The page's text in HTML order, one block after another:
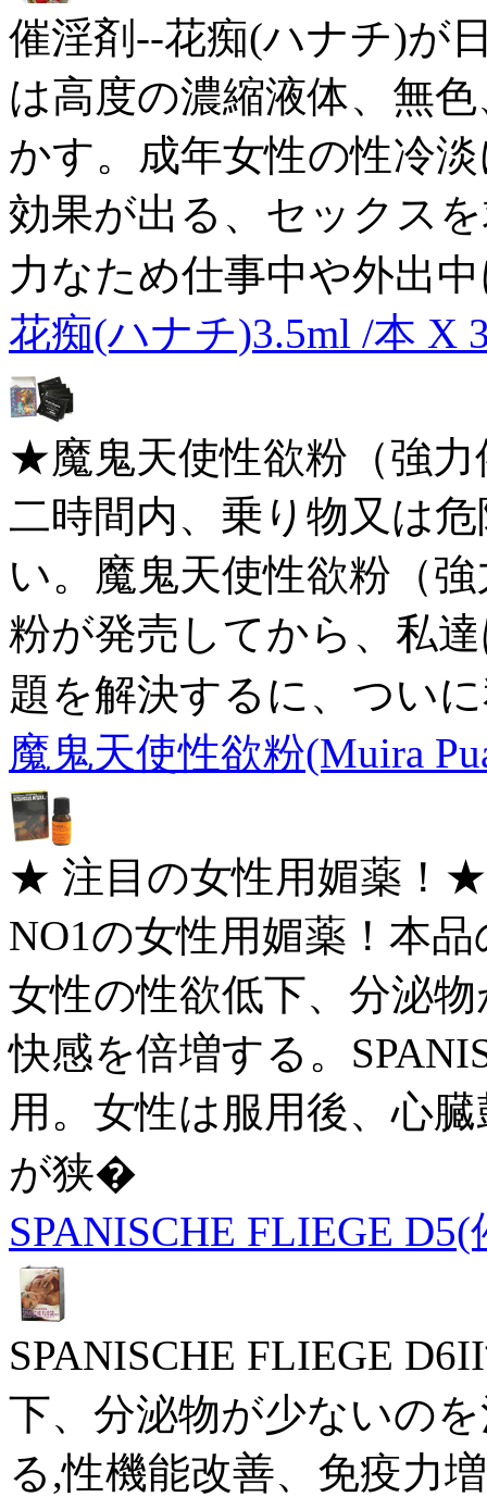
催淫剤--花痴(ハナチ)が
は高度の濃縮液体、無
かす。成年女性の性冷
効果が出る、セックス
力なため仕事中や外出
花痴(ハナチ)3.5ml /本 X
★魔鬼天使性欲粉（強力
二時間内、乗り物又は
い。魔鬼天使性欲粉（
粉が発売してから、私
題を解決するに、つい
魔鬼天使性欲粉(Muira
★ 注目の女性用媚薬！
NO1の女性用媚薬！本
女性の性欲低下、分泌
快感を倍増する。
用。女性は服用後、心
が狭�
SPANISCHE FLIEGE
SPANISCHE FLIEGE
下、分泌物が少ないの
る,性機能改善、免疫力